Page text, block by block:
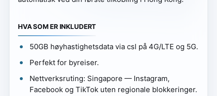
HVA SOM ER INKLUDERT
50GB høyhastighetsdata via csl på 4G/LTE og 5G.
Perfekt for byreiser.
Nettverksruting: Singapore — Instagram,
Facebook og TikTok uten regionale blokkeringer.